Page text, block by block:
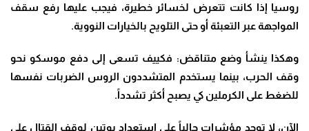
روسيا إذا كانت تتعرض لخسائر خطيرة، فيجب عليها رفع سقف
المواجهة عبر التعبئة أو حتى التلويح بالخيارات النووية.
وهكذا ينشأ وضع متناقض: فكييف تسعى إلى دفع موسكو نحو
وقف الحرب، بينما يستخدم المتشددون الروس الضربات نفسها
للضغط على الكرملين كي يصبح أكثر تشدداً.
الآن، لا توجد مؤشرات حالياً على استعداد بوتين لوقف القتال على